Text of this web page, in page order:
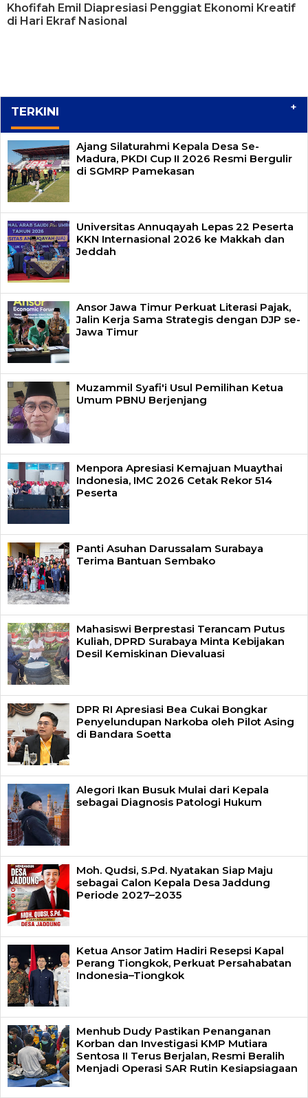
Khofifah Emil Diapresiasi Penggiat Ekonomi Kreatif
di Hari Ekraf Nasional
TERKINI +
Ajang Silaturahmi Kepala Desa Se-
Madura, PKDI Cup II 2026 Resmi Bergulir
di SGMRP Pamekasan
Universitas Annuqayah Lepas 22 Peserta
KKN Internasional 2026 ke Makkah dan
Jeddah
Ansor Jawa Timur Perkuat Literasi Pajak,
Jalin Kerja Sama Strategis dengan DJP se-
Jawa Timur
Muzammil Syafi'i Usul Pemilihan Ketua
Umum PBNU Berjenjang
Menpora Apresiasi Kemajuan Muaythai
Indonesia, IMC 2026 Cetak Rekor 514
Peserta
Panti Asuhan Darussalam Surabaya
Terima Bantuan Sembako
Mahasiswi Berprestasi Terancam Putus
Kuliah, DPRD Surabaya Minta Kebijakan
Desil Kemiskinan Dievaluasi
DPR RI Apresiasi Bea Cukai Bongkar
Penyelundupan Narkoba oleh Pilot Asing
di Bandara Soetta
Alegori Ikan Busuk Mulai dari Kepala
sebagai Diagnosis Patologi Hukum
Moh. Qudsi, S.Pd. Nyatakan Siap Maju
sebagai Calon Kepala Desa Jaddung
Periode 2027–2035
Ketua Ansor Jatim Hadiri Resepsi Kapal
Perang Tiongkok, Perkuat Persahabatan
Indonesia–Tiongkok
Menhub Dudy Pastikan Penanganan
Korban dan Investigasi KMP Mutiara
Sentosa II Terus Berjalan, Resmi Beralih
Menjadi Operasi SAR Rutin Kesiapsiagaan